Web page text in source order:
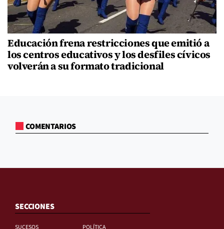
Educación frena restricciones que emitió a
los centros educativos y los desfiles cívicos
volverán a su formato tradicional
COMENTARIOS
SECCIONES